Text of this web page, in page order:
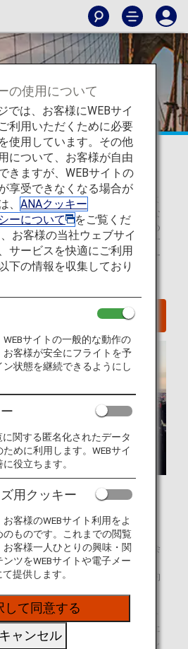
知ろう
は、旅行者にとってまさに夢のよ
かしい摩天楼、通りには魅力的な
カフェ、ユニークなお店がひしめ
ークシティを本当の意味で経験す
訪ね、この世界的大都市のユニー
ください。
へのフライトを探す
テル
ですか？ANAマイレージクラブ会
万軒のホテルが利用できる
サービスを使って、ホテルをご予約
マイレージクラブのアカウント
ルを選ぶだけで、マイルを貯めた
族でプール付きのホテルをお探し
の使用について
では、お客様にWEBサイ
利用いただくために必要
使用しています。その他
について、お客様が自由
きますが、WEBサイトの
享受できなくなる場合が
、 ANAクッキー
ーについて
をご覧くだ
お客様の当社ウェブサイ
サービスを快適にご利用
下の情報を収集しており
サイトの一般的な動作の
お客様が安全にフライトを予
状態を継続できるようにし
に関する匿名化されたデータ
めに利用します。WEBサイ
役立ちます。
用クッキー
客様のWEBサイト利用をよ
のものです。これまでの閲覧
客様一人ひとりの興味・関
ツをWEBサイトや電子メー
提供します。
して同意する
キャンセル